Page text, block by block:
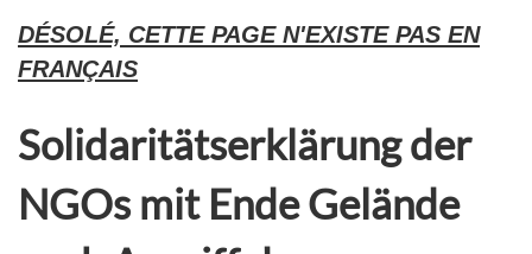
DÉSOLÉ, CETTE PAGE N'EXISTE PAS EN
FRANÇAIS
Solidaritätserklärung der
NGOs mit Ende Gelände